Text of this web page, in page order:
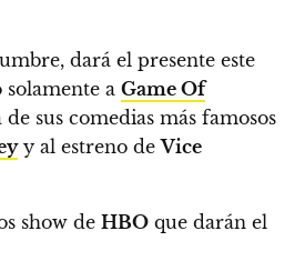
dará el presente este
a Game Of
de sus comedias más famosos
y al estreno deVice
show de HBO que darán el